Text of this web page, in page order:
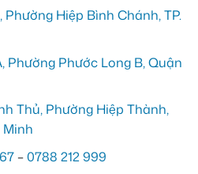
Phường Hiệp Bình Chánh, TP.
Phường Phước Long B, Quận
Thủ, Phường Hiệp Thành,
Minh
–0788 212 999